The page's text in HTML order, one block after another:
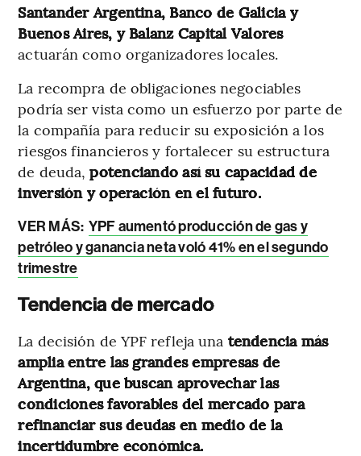
Santander Argentina, Banco de Galicia y
Buenos Aires, y Balanz Capital Valores
actuarán como organizadores locales.
La recompra de obligaciones negociables
podría ser vista como un esfuerzo por parte de
la compañía para reducir su exposición a los
riesgos financieros y fortalecer su estructura
de deuda,potenciando así su capacidad de
inversión y operación en el futuro.
VER MÁS: YPF aumentó producción de gas y
petróleo y ganancia neta voló 41% en el segundo
trimestre
Tendencia de mercado
La decisión de YPF refleja una tendencia más
amplia entre las grandes empresas de
Argentina, que buscan aprovechar las
condiciones favorables del mercado para
refinanciar sus deudas en medio de la
incertidumbre económica.